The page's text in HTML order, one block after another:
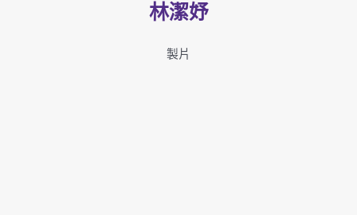
林潔妤
製片